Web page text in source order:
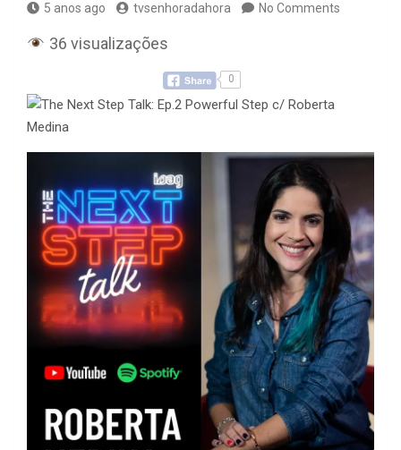
5 anos ago tvsenhoradahora No Comments
36 visualizações
0